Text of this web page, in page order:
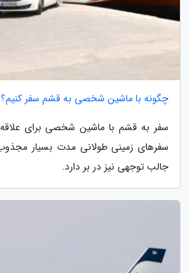
چگونه با ماشین شخصی به قشم سفر کنیم؟
سفر به قشم با ماشین شخصی برای
سفرهای زمینی طولانی مدت بسیار
جالب توجهی نیز در بر دارد.